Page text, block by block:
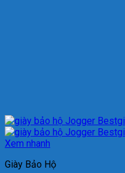
Xem nhanh
Giày Bảo Hộ